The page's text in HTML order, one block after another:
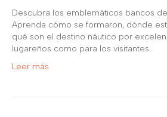
Descubra los emblemáticos bancos
Aprenda cómo se formaron, dónde
qué son el destino náutico por
lugareños como para los visitantes.
Leer más